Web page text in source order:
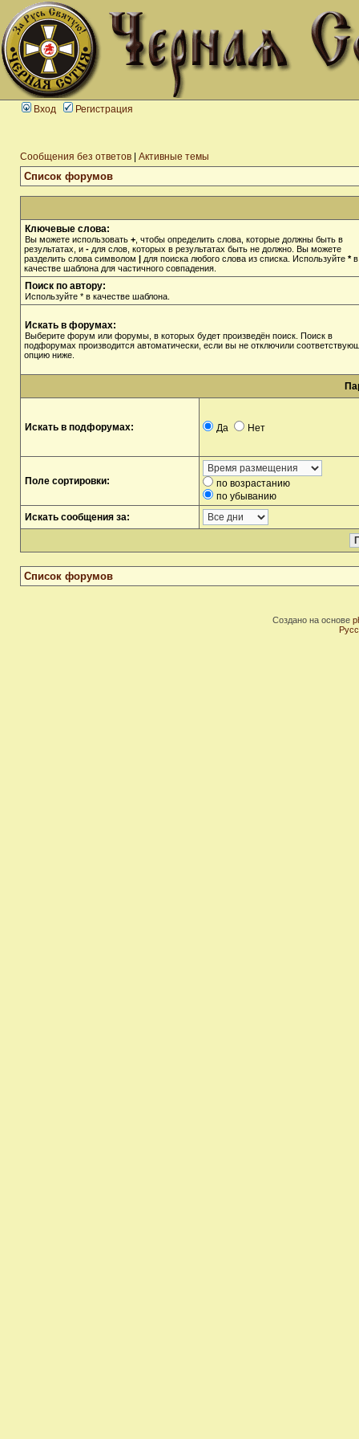
Вход Регистрация
Сообщения без ответов Активные темы
Список форумов
Ключевые слова:
Вы можете использовать + , чтобы определить слова, которые должны быть в
результатах, и - для слов, которых в результатах быть не должно. Вы можете
разделить слова символом | для поиска любого слова из списка. Используйте *в
качестве шаблона для частичного совпадения.
Поиск по автору:
Используйте * в качестве шаблона.
Искать в форумах:
Выберите форум или форумы, в которых будет произведён поиск. Поиск в
подфорумах производится автоматически, если вы не отключили
опцию ниже.
Искать в подфорумах: Да Нет
Поле сортировки:
по возрастанию
по убыванию
Искать сообщения за:
Список форумов
Создано на основе